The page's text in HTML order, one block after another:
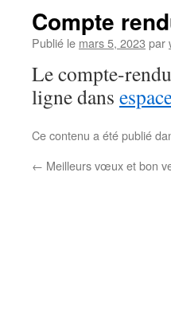
Compte
Publié le mars 5, 2023 par
Le compte-
ligne dans
Ce contenu a été publié
← Meilleurs vœux et bon